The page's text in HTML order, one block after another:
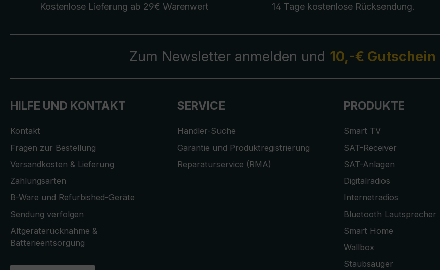
Kostenlose Lieferung ab 29€ Warenwert 14 Tage kostenlose Rücksendung.
Zum Newsletter anmelden und 10,-€ Gutschein
HILFE UND KONTAKT
Kontakt
Fragen zur Bestellung
Versandkosten & Lieferung
Zahlungsarten
B-Ware und Refurbished-Geräte
Sendung verfolgen
Altgeräterücknahme &
Batterieentsorgung
SERVICE
Händler-Suche
Garantie und Produktregistrierung
Reparaturservice (RMA)
PRODUKTE
Smart TV
SAT-Receiver
SAT-Anlagen
Digitalradios
Internetradios
Bluetooth Lautsprecher
Smart Home
Wallbox
Staubsauger